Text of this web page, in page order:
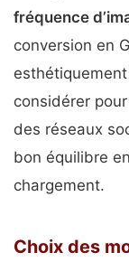
fréquence
conversion en
considérer
des réseaux
bon équilibre
chargement.
Choix des